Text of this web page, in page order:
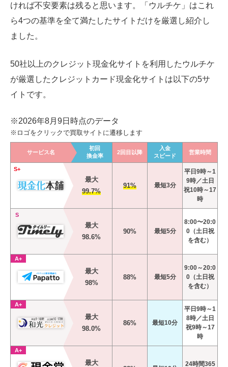
ければ不安要素は残ると思います。「ウルチケ」はこれ
ら4つの基準を全て満たしたサイトだけを厳選し紹介し
ました。
50社以上のクレジット現金化サイトを利用したウルチケ
が厳選したクレジットカード現金化サイトは以下の5サ
イトです。
※2026年8月9日時点のデータ
※ロゴをクリックで買取サイトに遷移します
サービス名
初回
換金率
2回目以降
入金
スピード
営業時間
S+
最大
99.7%
91% 最短3分
平日9時～1
9時／土日
祝10時～17
時
S
最大
98.6%
90% 最短5分
8:00〜20:0
0（土日祝
を含む）
A+
最大
98%
88% 最短5分
9:00～20:0
0（土日祝
を含む）
A+
最大
98.0%
86% 最短10分
平日9時～1
8時／土日
祝9時～17
時
A+
最大
24時間365